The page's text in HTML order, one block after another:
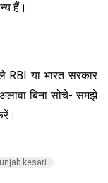
हैं।
RBI या भारत सरकार
बिना सोचे- समझे
kesari